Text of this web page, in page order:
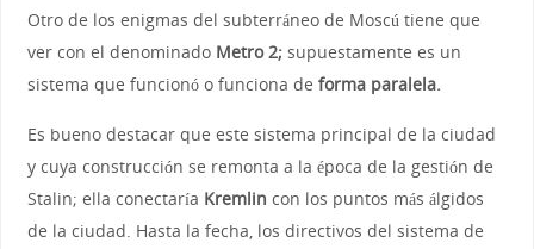
Otro de los enigmas del subterráneo de Moscú tiene que
ver con el denominado Metro 2; supuestamente es un
sistema que funcionó o funciona de forma paralela.
Es bueno destacar que este sistema principal de la ciudad
y cuya construcción se remonta a la época de la gestión de
Stalin; ella conectaría Kremlin con los puntos más álgidos
de la ciudad. Hasta la fecha, los directivos del sistema de